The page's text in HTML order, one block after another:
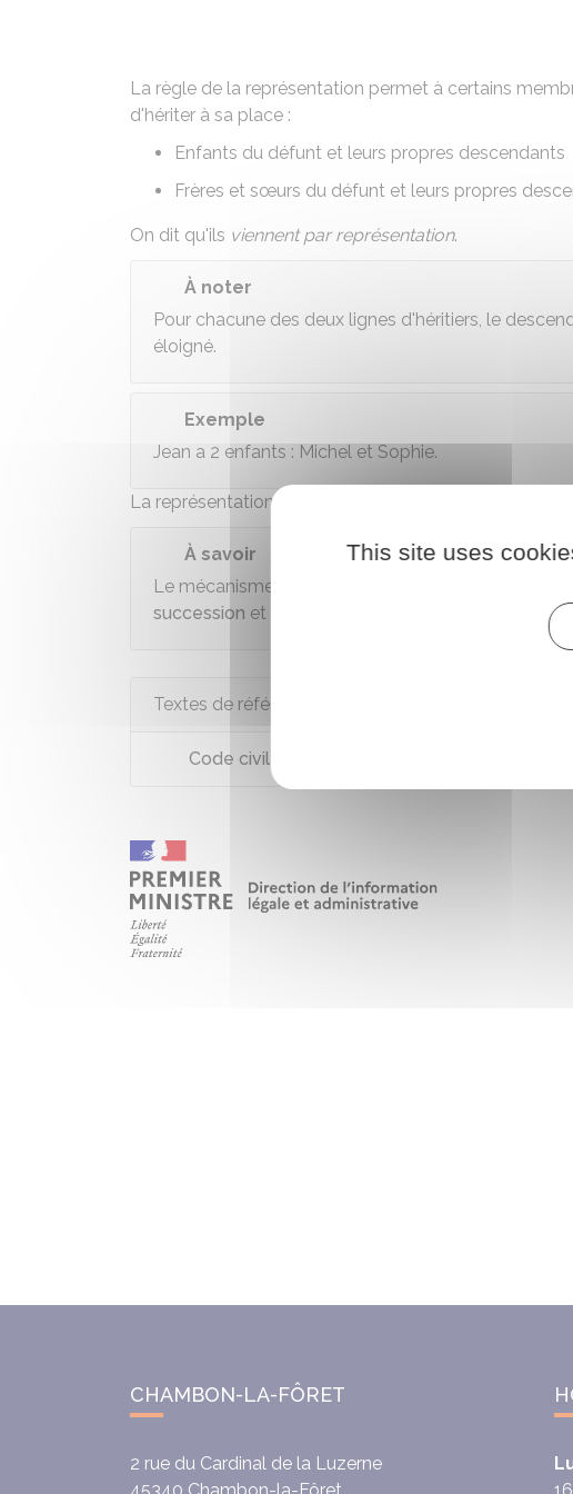
La règle de la représentation permet à certains
d'hériter à sa place :
Enfants du défunt et leurs propres descendants
Frères et sœurs du défunt et leurs propres
On dit qu'ils viennent par représentation.
À noter
Pour chacune des deux lignes d'héritiers, le
éloigné.
Exemple
Jean a 2 enfants : Michel et Sophie.
La représentation n'a pas lieu en faveur des
À savoir
Le mécanisme de la représentation s'applique aussi
succession et en cas
Textes de référence
Code civil : articles 751 à 755
CHAMBON-LA-FÔRET
2 rue du Cardinal de la Luzerne
This site uses